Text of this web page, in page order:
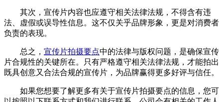
其次，宣传片内容也应遵守相关法律法规，不得含有违
法、虚假或误导性信息。这不仅关乎品牌形象，更是对消费者
负责的表现。
总之， 宣传片拍摄要点中的法律与版权问题，是确保宣传
片合规性的关键所在。只有严格遵守相关法律法规，才能拍出
既具创意又合法合规的宣传片，为品牌赢得更多好评与信任。
如果您想要了解更多有关于宣传片拍摄要点的信息，您可